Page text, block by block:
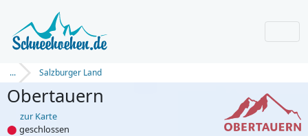
... Salzburger Land
Obertauern
zur Karte
⬤ geschlossen